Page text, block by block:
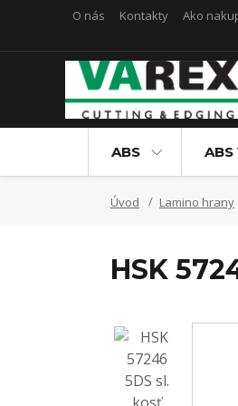
O nás Kontakty Ako
ABS
Úvod Lamino hrany
HSK